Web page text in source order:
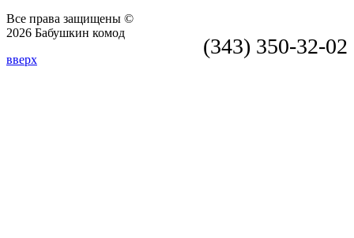
(343) 350-32-02
Все права защищены ©
2026 Бабушкин комод
вверх